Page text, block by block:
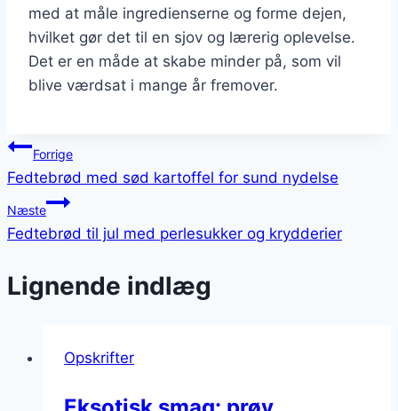
med at måle ingredienserne og forme dejen,
hvilket gør det til en sjov og lærerig oplevelse.
Det er en måde at skabe minder på, som vil
blive værdsat i mange år fremover.
Indlægsnavigation
Forrige
Fedtebrød med sød kartoffel for sund nydelse
Næste
Fedtebrød til jul med perlesukker og krydderier
Lignende indlæg
Opskrifter